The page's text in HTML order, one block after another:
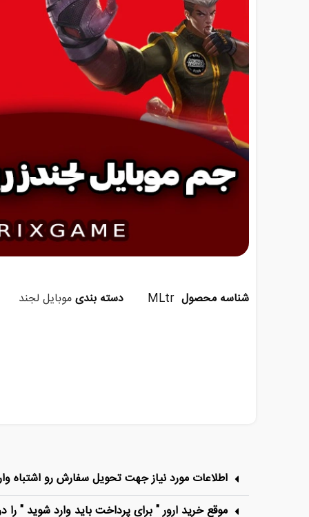
شناسه محصول MLtr دسته بندیموبایل لجند
اطلاعات مورد نیاز جهت تحویل سفارش رو اشتباه
موقع خرید ارور " برای پرداخت باید وارد شوید " را